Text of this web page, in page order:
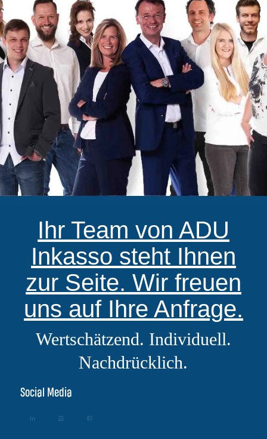
Ihr Team von ADU
Inkasso steht Ihnen
zur Seite. Wir freuen
uns auf Ihre Anfrage.
Wertschätzend. Individuell.
Nachdrücklich.
Social Media